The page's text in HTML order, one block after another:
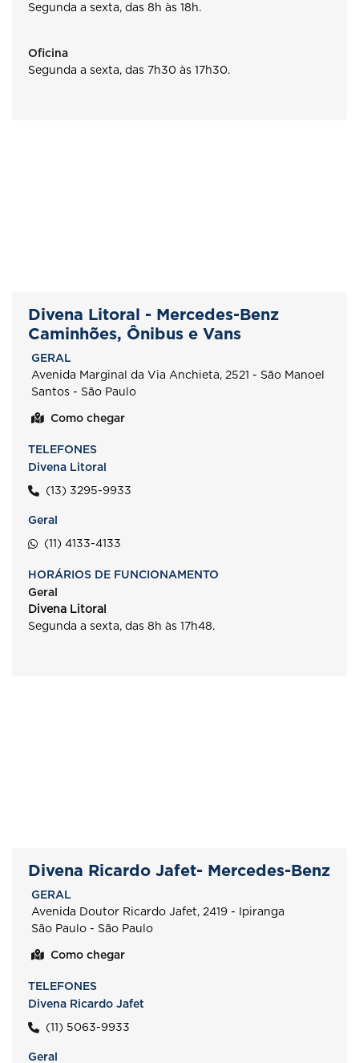
Segunda a sexta, das 8h às 18h.
Oficina
Segunda a sexta, das 7h30 às 17h30.
Divena Litoral - Mercedes-Benz
Caminhões, Ônibus e Vans
GERAL
Avenida Marginal da Via Anchieta, 2521 - São Manoel
Santos - São Paulo
Como chegar
TELEFONES
Divena Litoral
(13) 3295-9933
Geral
(11) 4133-4133
HORÁRIOS DE FUNCIONAMENTO
Geral
Divena Litoral
Segunda a sexta, das 8h às 17h48.
Divena Ricardo Jafet- Mercedes-Benz
GERAL
Avenida Doutor Ricardo Jafet, 2419 - Ipiranga
São Paulo - São Paulo
Como chegar
TELEFONES
Divena Ricardo Jafet
(11) 5063-9933
Geral